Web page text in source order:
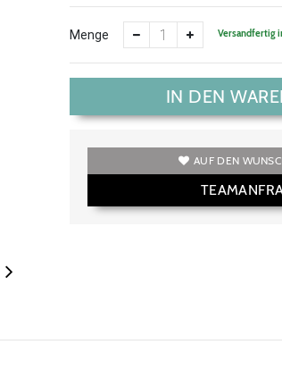
Menge Versandfertig
IN DEN
AUF DEN